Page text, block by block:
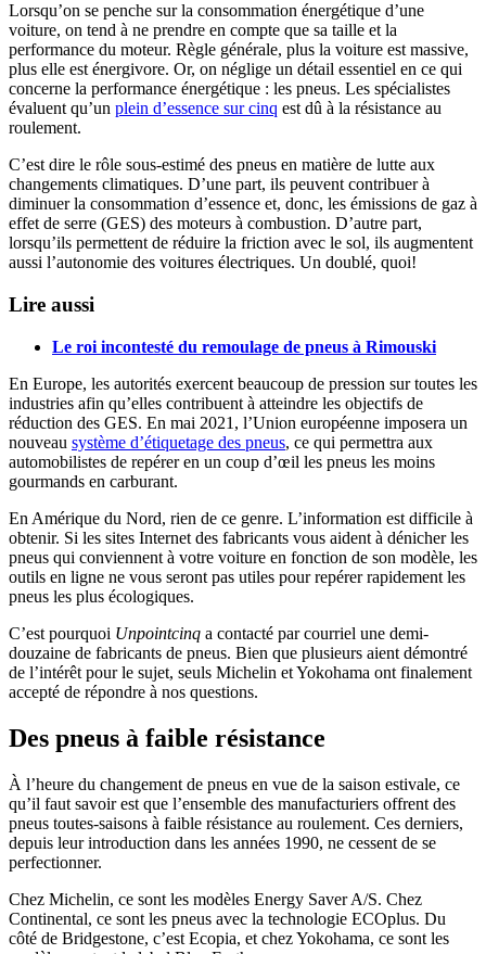
Lorsqu’on se penche sur la consommation énergétique d’une
voiture, on tend à ne prendre en compte que sa taille et la
performance du moteur. Règle générale, plus la voiture est massive,
plus elle est énergivore. Or, on néglige un détail essentiel en ce qui
concerne la performance énergétique : les pneus. Les spécialistes
évaluent qu’un plein d’essence sur cinq est dû à la résistance au
roulement.
C’est dire le rôle sous-estimé des pneus en matière de lutte aux
changements climatiques. D’une part, ils peuvent contribuer à
diminuer la consommation d’essence et, donc, les émissions de gaz à
effet de serre (GES) des moteurs à combustion. D’autre part,
lorsqu’ils permettent de réduire la friction avec le sol, ils augmentent
aussi l’autonomie des voitures électriques. Un doublé, quoi!
Lire aussi
Le roi incontesté du remoulage de pneus à Rimouski
En Europe, les autorités exercent beaucoup de pression sur toutes les
industries afin qu’elles contribuent à atteindre les objectifs de
réduction des GES. En mai 2021, l’Union européenne imposera un
nouveau système d’étiquetage des pneus, ce qui permettra aux
automobilistes de repérer en un coup d’œil les pneus les moins
gourmands en carburant.
En Amérique du Nord, rien de ce genre. L’information est difficile à
obtenir. Si les sites Internet des fabricants vous aident à dénicher les
pneus qui conviennent à votre voiture en fonction de son modèle, les
outils en ligne ne vous seront pas utiles pour repérer rapidement les
pneus les plus écologiques.
C’est pourquoi Unpointcinq a contacté par courriel une demi-
douzaine de fabricants de pneus. Bien que plusieurs aient démontré
de l’intérêt pour le sujet, seuls Michelin et Yokohama ont finalement
accepté de répondre à nos questions.
Des pneus à faible résistance
À l’heure du changement de pneus en vue de la saison estivale, ce
qu’il faut savoir est que l’ensemble des manufacturiers offrent des
pneus toutes-saisons à faible résistance au roulement. Ces derniers,
depuis leur introduction dans les années 1990, ne cessent de se
perfectionner.
Chez Michelin, ce sont les modèles Energy Saver A/S. Chez
Continental, ce sont les pneus avec la technologie ECOplus. Du
côté de Bridgestone, c’est Ecopia, et chez Yokohama, ce sont les